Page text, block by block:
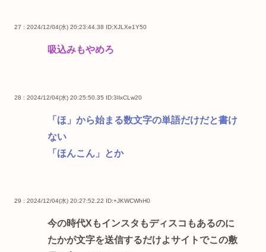
27 : 2024/12/04(水) 20:23:44.38 ID:XJLXe1Y50
吸込みもやめろ
28 : 2024/12/04(水) 20:25:50.35 ID:3IlxCLw20
「ほ」から始まる数文字の単語だけだと書け
ない
「ほんこん」とか
29 : 2024/12/04(水) 20:27:52.22 ID:+JKWCWhH0
今の時代Xもインスタもディスコもあるのに
たかが文字を送信するだけよサイトでこの敷